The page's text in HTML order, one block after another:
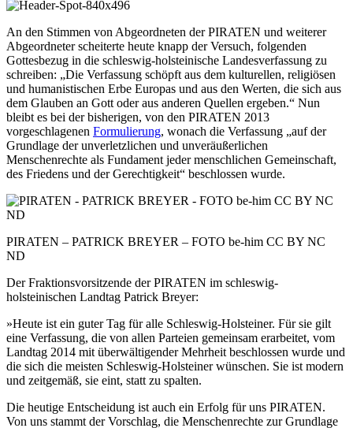
An den Stimmen von Abgeordneten der PIRATEN und weiterer
Abgeordneter scheiterte heute knapp der Versuch, folgenden
Gottesbezug in die schleswig-holsteinische Landesverfassung zu
schreiben: „Die Verfassung schöpft aus dem kulturellen, religiösen
und humanistischen Erbe Europas und aus den Werten, die sich aus
dem Glauben an Gott oder aus anderen Quellen ergeben.“ Nun
bleibt es bei der bisherigen, von den PIRATEN 2013
vorgeschlagenen Formulierung, wonach die Verfassung „auf der
Grundlage der unverletzlichen und unveräußerlichen
Menschenrechte als Fundament jeder menschlichen Gemeinschaft,
des Friedens und der Gerechtigkeit“ beschlossen wurde.
PIRATEN – PATRICK BREYER – FOTO be-him CC BY NC
ND
Der Fraktionsvorsitzende der PIRATEN im schleswig-
holsteinischen Landtag Patrick Breyer:
»Heute ist ein guter Tag für alle Schleswig-Holsteiner. Für sie gilt
eine Verfassung, die von allen Parteien gemeinsam erarbeitet, vom
Landtag 2014 mit überwältigender Mehrheit beschlossen wurde und
die sich die meisten Schleswig-Holsteiner wünschen. Sie ist modern
und zeitgemäß, sie eint, statt zu spalten.
Die heutige Entscheidung ist auch ein Erfolg für uns PIRATEN.
Von uns stammt der Vorschlag, die Menschenrechte zur Grundlage